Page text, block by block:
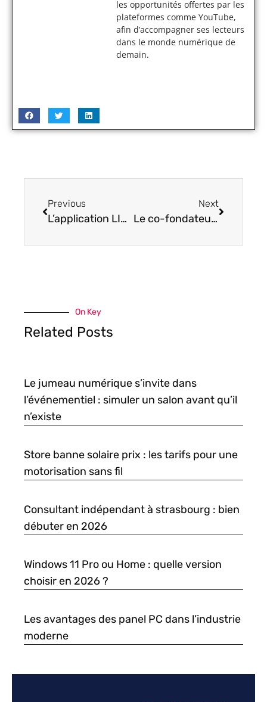
les opportunités offertes par les
plateformes comme YouTube,
afin d’accompagner ses lecteurs
dans le monde numérique de
demain.
Previous
L’application LINE Man : les Thaïlandais ne peuvent plus s’en passer
Next
Le co-fondateur d’Alienware risque de quitter Dell pour AMD
On Key
Related Posts
Le jumeau numérique s’invite dans
l’événementiel : simuler un salon avant qu’il
n’existe
Store banne solaire prix : les tarifs pour une
motorisation sans fil
Consultant indépendant à strasbourg : bien
débuter en 2026
Windows 11 Pro ou Home : quelle version
choisir en 2026 ?
Les avantages des panel PC dans l’industrie
moderne